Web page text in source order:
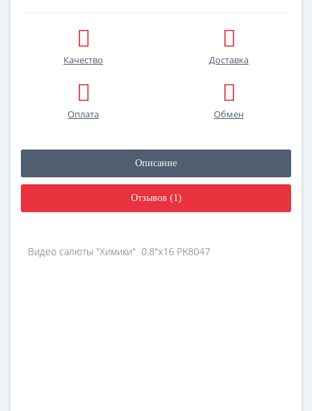
Качество Доставка
Оплата Обмен
Описание
Отзывов (1)
Видео салюты "Химики" 0.8"х16 PK8047